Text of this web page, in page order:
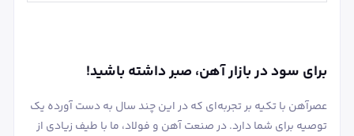
برای سود در بازار آهن، صبر داشته باشید!
عصرآهن با تکیه بر تجربه‌ای که در این چند سال به دست آورده یک
توصیه برای شما دارد. در صنعت آهن و فولاد، ما با طیف زیادی از